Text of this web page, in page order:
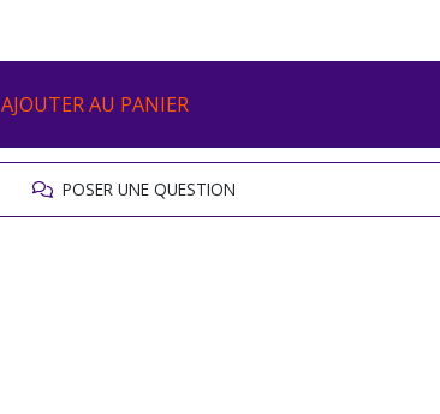
AJOUTER AU PANIER
POSER UNE QUESTION